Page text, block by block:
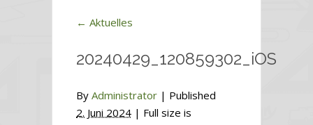
← Aktuelles
20240429_120859302_iOS
By Administrator | Published
2. Juni 2024 | Full size is